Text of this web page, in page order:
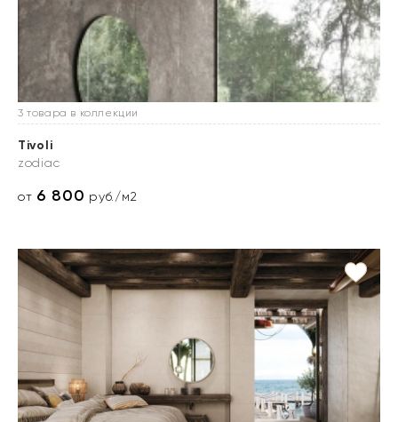
3 товара в коллекции
Tivoli
zodiac
от 6 800 руб./м2